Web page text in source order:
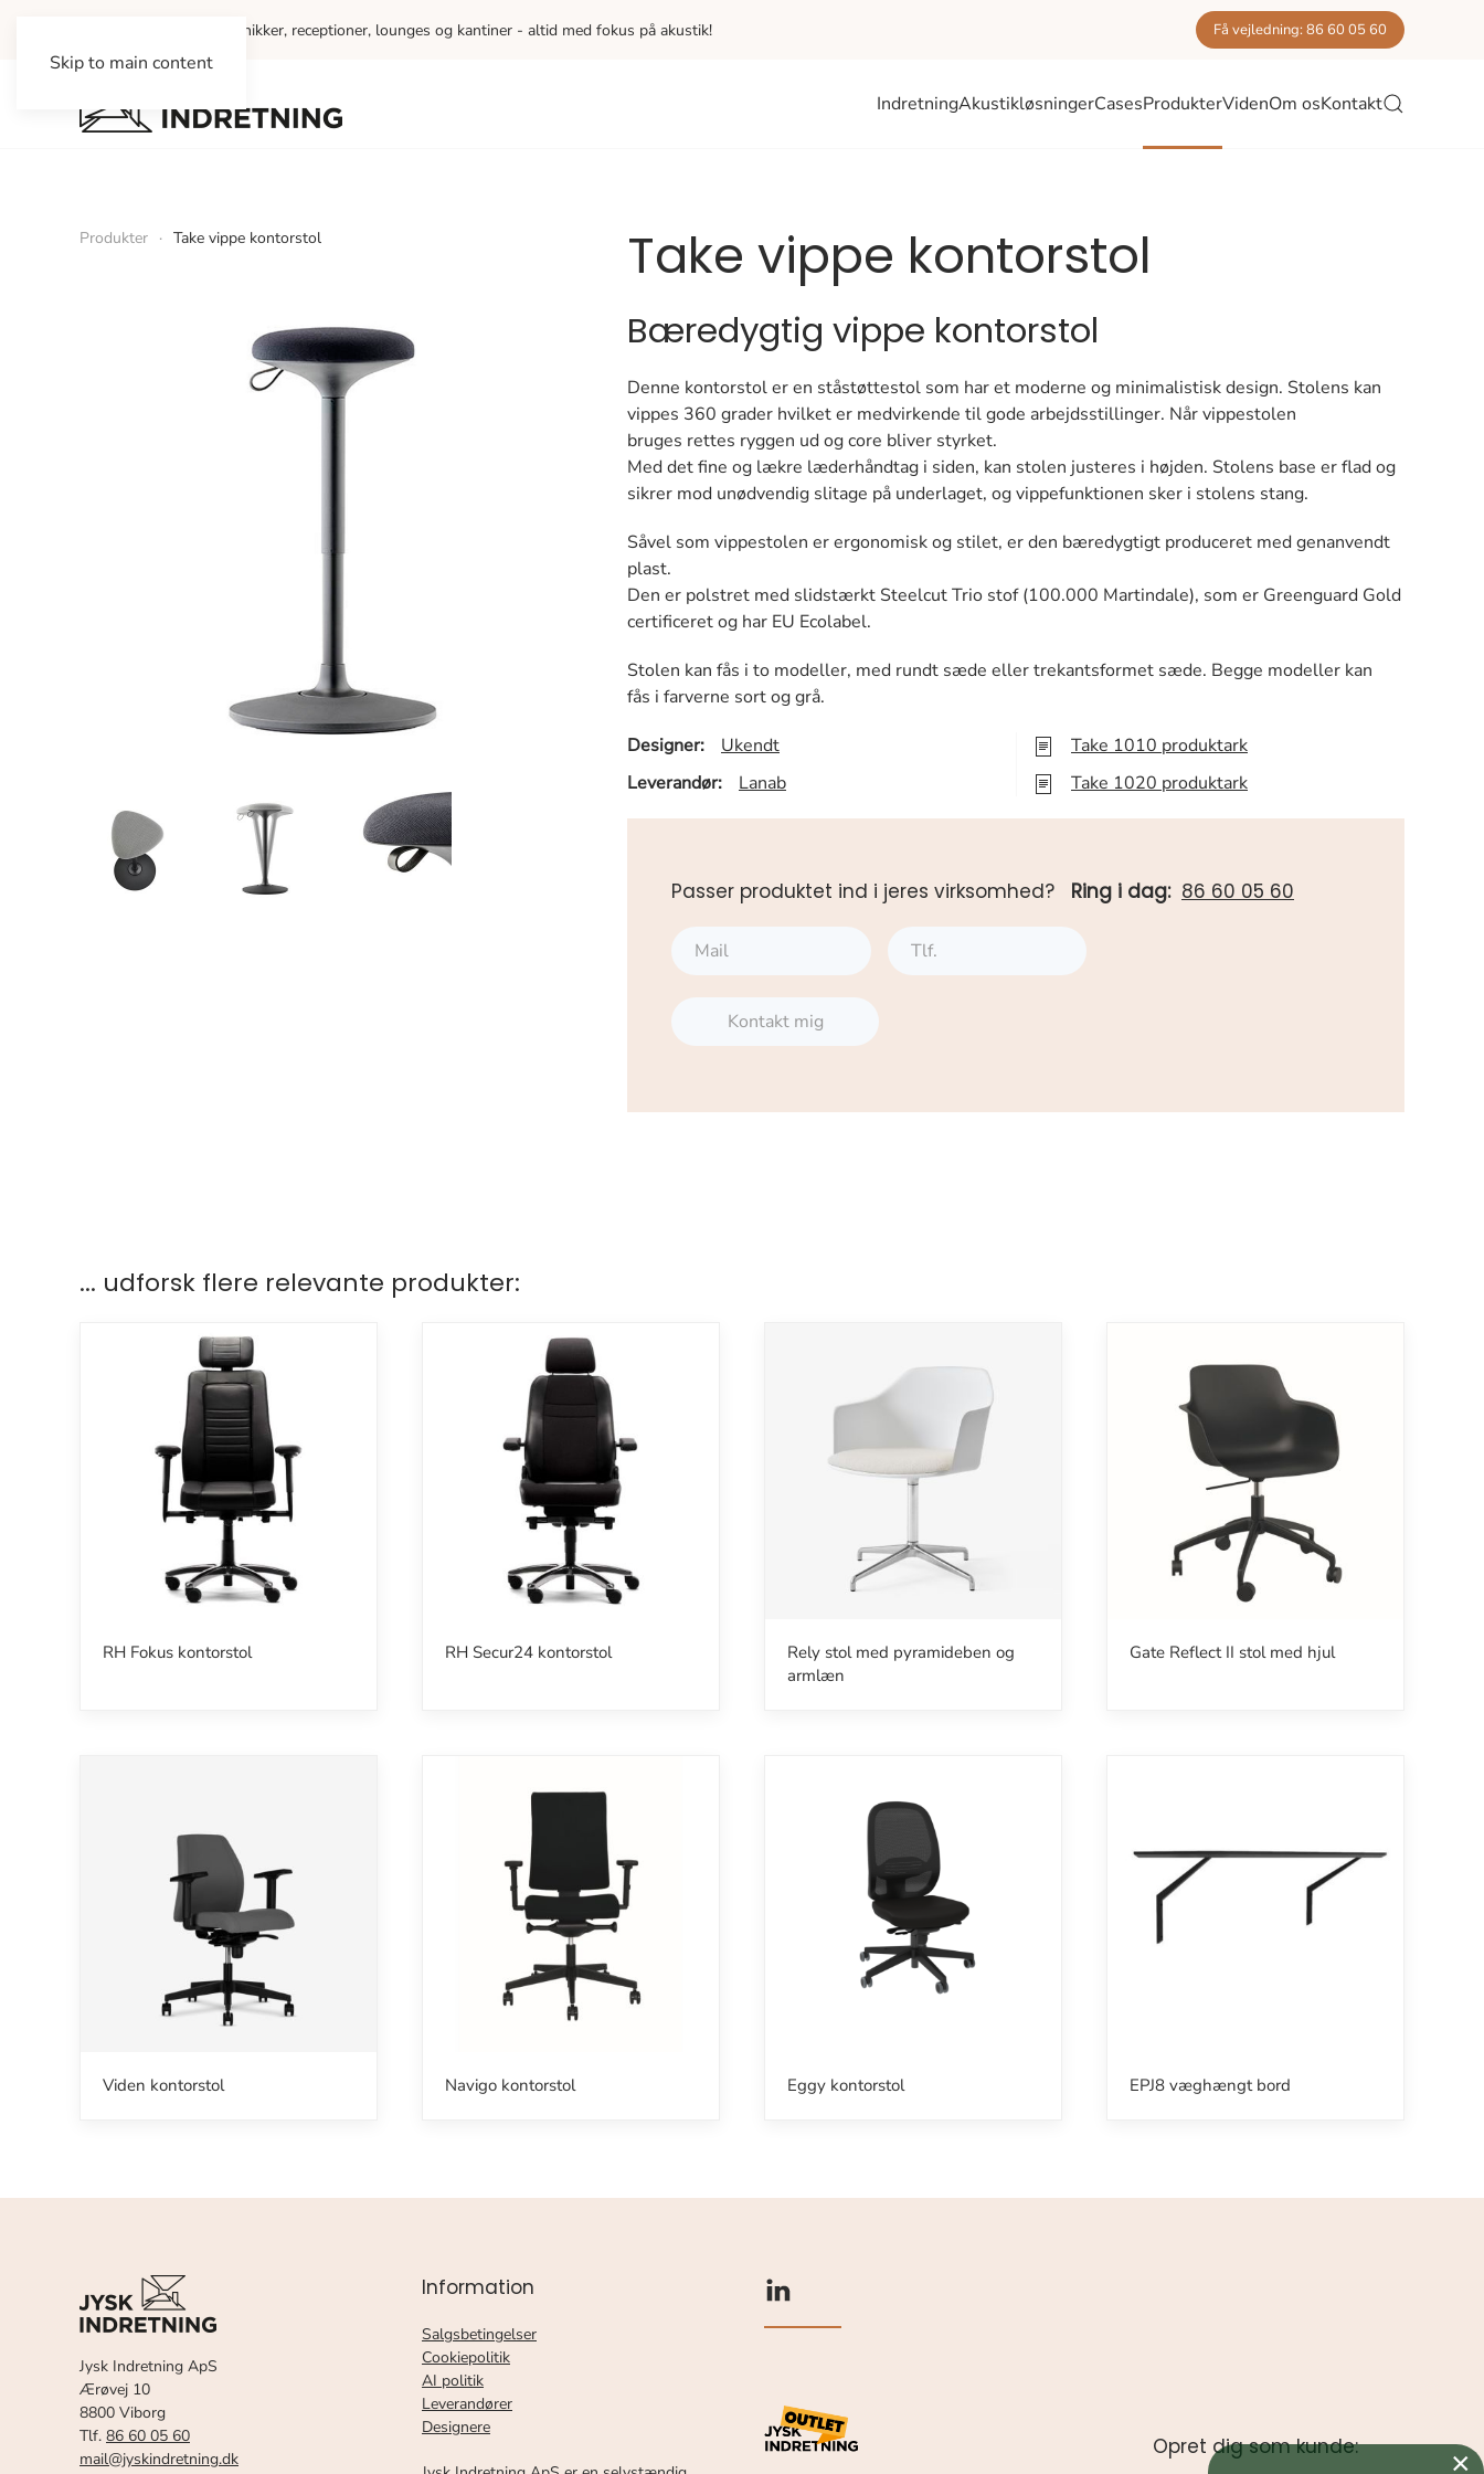
Skip to main content
Vi indretter kontorer, klinikker, receptioner, lounges og kantiner - altid med fokus på akustik! Få vejledning: 86 60 05 60
IndretningAkustikløsningerCasesProdukterVidenOm osKontakt
Produkter Take vippe kontorstol Take vippe kontorstol
Bæredygtig vippe kontorstol
Denne kontorstol er en ståstøttestol som har et moderne og minimalistisk design. Stolens kan
vippes 360 grader hvilket er medvirkende til gode arbejdsstillinger. Når vippestolen
bruges rettes ryggen ud og core bliver styrket.
Med det fine og lækre læderhåndtag i siden, kan stolen justeres i højden. Stolens base er flad og
sikrer mod unødvendig slitage på underlaget, og vippefunktionen sker i stolens stang.
Såvel som vippestolen er ergonomisk og stilet, er den bæredygtigt produceret med genanvendt
plast.
Den er polstret med slidstærkt Steelcut Trio stof (100.000 Martindale), som er Greenguard Gold
certificeret og har EU Ecolabel.
Stolen kan fås i to modeller, med rundt sæde eller trekantsformet sæde. Begge modeller kan
fås i farverne sort og grå.
Designer:
Ukendt
Leverandør:
Lanab
Take 1010 produktark
Take 1020 produktark
Passer produktet ind i jeres virksomhed? Ring i dag: 86 60 05 60
Kontakt mig
... udforsk flere relevante produkter:
RH Fokus kontorstol RH Secur24 kontorstol
Rely stol med pyramideben og
armlæn
Gate Reflect II stol med hjul
Viden kontorstol Navigo kontorstol Eggy kontorstol EPJ8 væghængt bord
Jysk Indretning ApS
Ærøvej 10
8800 Viborg
Tlf. 86 60 05 60
mail@jyskindretning.dk
Information
Salgsbetingelser
Cookiepolitik
AI politik
Leverandører
Designere
Opret dig som kunde: ×